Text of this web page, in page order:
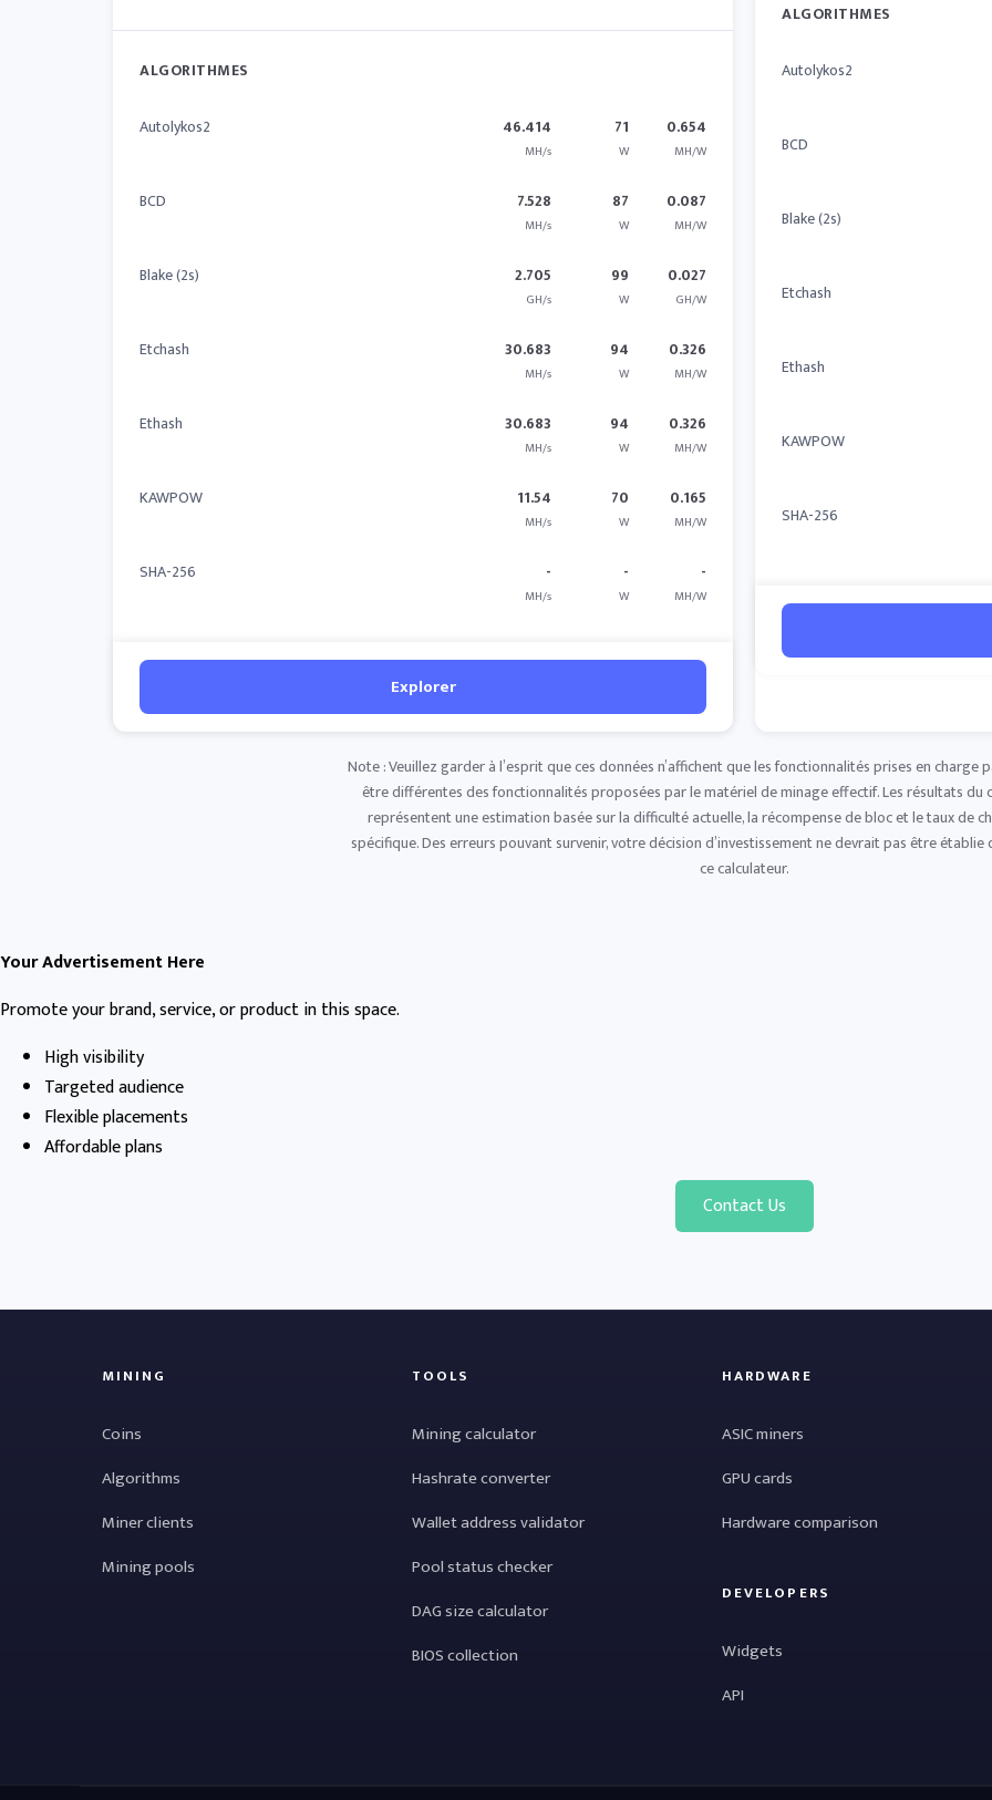
ALGORITHMES
Autolykos2 46.414
MH/s
71
W
0.654
MH/W
BCD 7.528
MH/s
87
W
0.087
MH/W
Blake (2s) 2.705
GH/s
99
W
0.027
GH/W
Etchash 30.683
MH/s
94
W
0.326
MH/W
Ethash 30.683
MH/s
94
W
0.326
MH/W
KAWPOW 11.54
MH/s
70
W
0.165
MH/W
SHA-256 -
MH/s
-
W
-
MH/W
Explorer
ALGORITHMES
Autolykos2
BCD
Blake (2s)
Etchash
Ethash
KAWPOW
SHA-256
Note : Veuillez garder à l’esprit que ces données n’affichent que les fonctionnalités prises en charge
être différentes des fonctionnalités proposées par le matériel de minage effectif. Les résultats du
représentent une estimation basée sur la difficulté actuelle, la récompense de bloc et le taux de
spécifique. Des erreurs pouvant survenir, votre décision d’investissement ne devrait pas être établie
ce calculateur.
Your Advertisement Here
Promote your brand, service, or product in this space.
High visibility
Targeted audience
Flexible placements
Affordable plans
Contact Us
MINING
Coins
Algorithms
Miner clients
Mining pools
TOOLS
Mining calculator
Hashrate converter
Wallet address validator
Pool status checker
DAG size calculator
BIOS collection
HARDWARE
ASIC miners
GPU cards
Hardware comparison
DEVELOPERS
Widgets
API